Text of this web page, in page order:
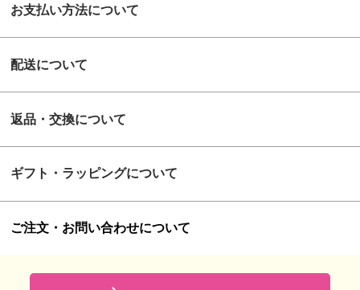
お支払い方法について
配送について
返品・交換について
ギフト・ラッピングについて
ご注文・お問い合わせについて